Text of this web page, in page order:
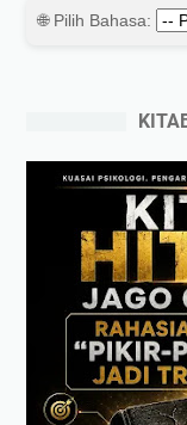
🌐 Pilih Bahasa: